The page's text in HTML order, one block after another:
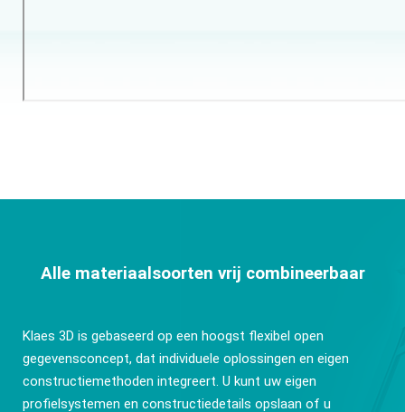
Alle materiaalsoorten vrij combineerbaar
Klaes 3D is gebaseerd op een hoogst flexibel open
gegevensconcept, dat individuele oplossingen en eigen
constructiemethoden integreert. U kunt uw eigen
profielsystemen en constructiedetails opslaan of u